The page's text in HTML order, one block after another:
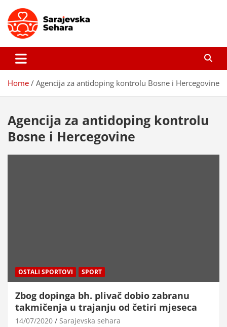
content
Sarajevska sehara
Home Agencija za antidoping kontrolu Bosne i Hercegovine
Agencija za antidoping kontrolu
Bosne i Hercegovine
OSTALI SPORTOVI SPORT
Zbog dopinga bh. plivač dobio zabranu
takmičenja u trajanju od četiri mjeseca
14/07/2020 Sarajevska sehara